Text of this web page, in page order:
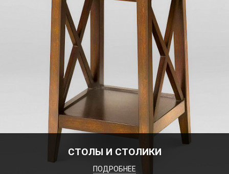
СТОЛЫ И СТОЛИКИ
ПОДРОБНЕЕ